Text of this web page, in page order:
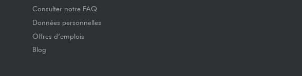
Consulter notre FAQ
Données personnelles
Offres d’emplois
Blog